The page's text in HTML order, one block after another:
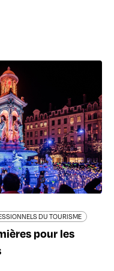
DU TOURISME
pour les